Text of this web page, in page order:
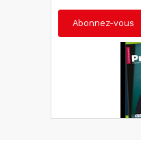
Abonnez-vous